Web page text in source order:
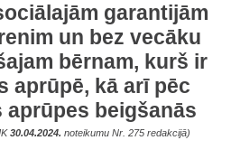
garantijām
un bez vecāku
bērnam, kurš ir
aprūpē, kā arī pēc
aprūpes beigšanās
30.04.2024. noteikumu Nr. 275 redakcijā)